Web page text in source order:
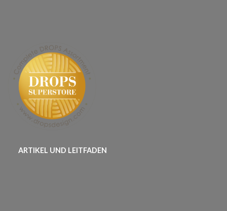
ARTIKEL UND LEITFADEN